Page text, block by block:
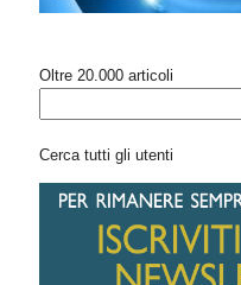
Oltre 20.000 articoli
Cerca tutti gli utenti